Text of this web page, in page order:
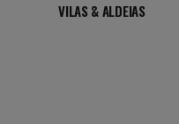
VILAS & ALDEIAS